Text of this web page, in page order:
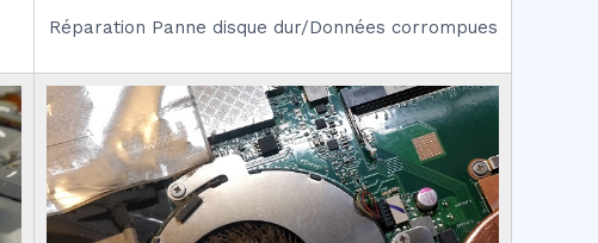
Réparation Panne disque dur/Données corrompues